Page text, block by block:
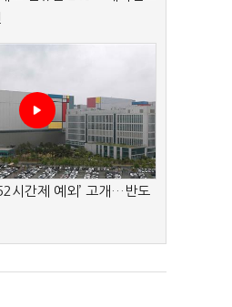
시간제 예외’ 고개…반도